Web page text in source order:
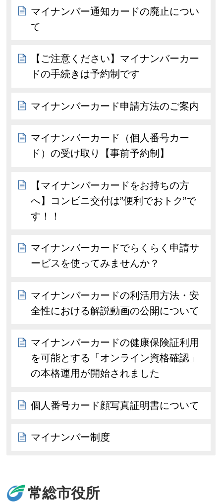
マイナンバー通知カードの廃止につい
て
【ご注意ください】マイナンバーカー
ドの手続きは予約制です
マイナンバーカード申請方法のご案内
マイナンバーカード（個人番号カー
ド）の受け取り【事前予約制】
【マイナンバーカードをお持ちの方
へ】コンビニ交付は”便利でおトク”で
す！！
マイナンバーカードでらくらく申請サ
ービスを使ってみませんか？
マイナンバーカードの利活用方法・安
全性における解説動画の公開について
マイナンバーカードの健康保険証利用
を可能とする「オンライン資格確認」
の本格運用が開始されました
個人番号カード顔写真証明書について
マイナンバー制度
常総市役所